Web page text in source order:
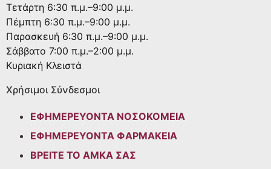
Τετάρτη 6:30 π.μ.–9:00 μ.μ.
Πέμπτη 6:30 π.μ.–9:00 μ.μ.
Παρασκευή 6:30 π.μ.–9:00 μ.μ.
Σάββατο 7:00 π.μ.–2:00 μ.μ.
Κυριακή Κλειστά
Χρήσιμοι Σύνδεσμοι
ΕΦΗΜΕΡΕΥΟΝΤΑ ΝΟΣΟΚΟΜΕΙΑ
ΕΦΗΜΕΡΕΥΟΝΤΑ ΦΑΡΜΑΚΕΙΑ
ΒΡΕΙΤΕ ΤΟ ΑΜΚΑ ΣΑΣ